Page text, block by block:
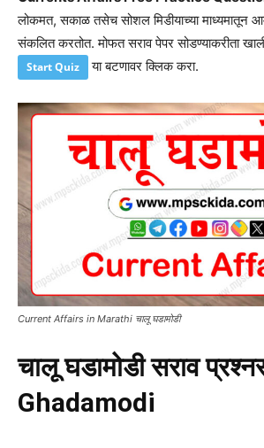
लोकमत, सकाळ तसेच सोशल मिडीयाच्या माध्यमातून
संकलित करतोत. मोफत सराव पेपर सोडण्याकरीता
Start Quiz या बटणावर क्लिक करा.
Current Affairs in Marathi चालू घडामोडी
चालू घडामोडी सराव
Ghadamodi